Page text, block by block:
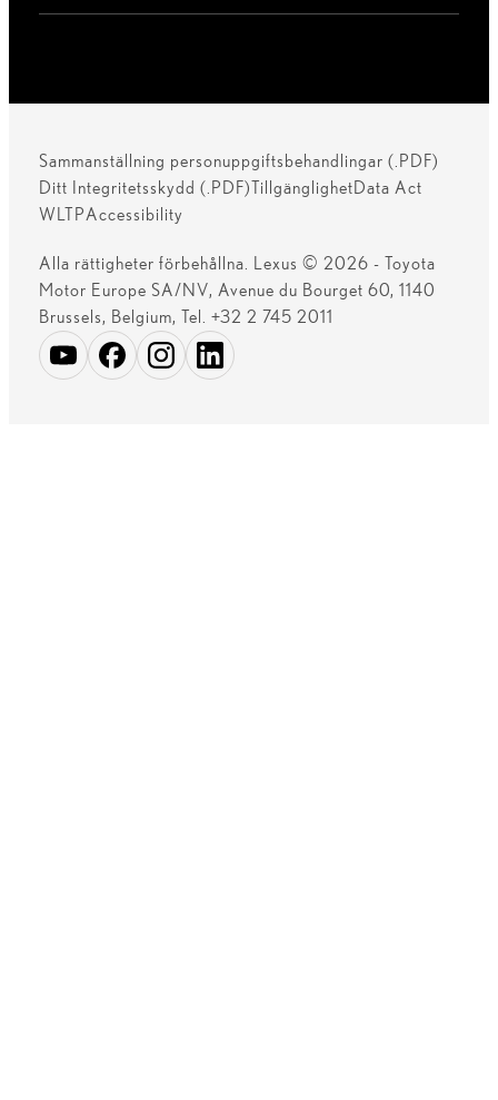
Sammanställning personuppgiftsbehandlingar (.PDF)
Ditt Integritetsskydd (.PDF)TillgänglighetData Act
WLTPAccessibility
Alla rättigheter förbehållna. Lexus © 2026 - Toyota
Motor Europe SA/NV, Avenue du Bourget 60, 1140
Brussels, Belgium, Tel. +32 2 745 2011